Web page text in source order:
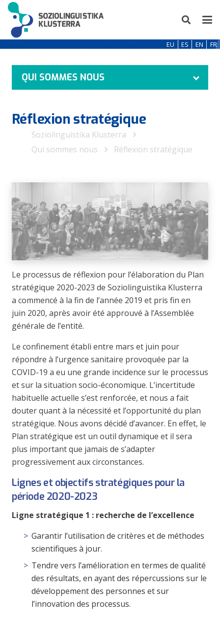
EU ES EN FR
QUI SOMMES NOUS
Réflexion stratégique
Soziolinguistika Klusterra
Qui sommes nous
Réflexion stratégique
Le processus de réflexion pour l’élaboration du Plan
stratégique 2020-2023 de Soziolinguistika Klusterra
a commencé à la fin de l’année 2019 et pris fin en
juin 2020, après avoir été approuvé à l’Assemblée
générale de l’entité.
Le confinement établi entre mars et juin pour
répondre à l’urgence sanitaire provoquée par la
COVID-19 a eu une grande incidence sur le processus
et sur la situation socio-économique. L’incertitude
habituelle actuelle s’est renforcée, et nous a fait
douter quant à la nécessité et l’opportunité du plan
stratégique. Nous avons décidé d’avancer. En effet, le
Plan stratégique est un outil dynamique et il sera
plus important que jamais de s’adapter
progressivement aux circonstances.
Lignes et objectifs stratégiques pour la
période 2020-2023
Ligne stratégique 1 : recherche de l’excellence
Garantir l’utilisation de critères et de méthodes
scientifiques à jour.
Tendre vers l’amélioration en termes de qualité
des résultats, en ayant des répercussions sur le
développement des personnes et sur
l’innovation des processus.